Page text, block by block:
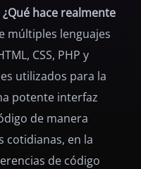
¿Qué hace realmente
múltiples lenguajes
CSS, PHP y
utilizados para la
potente interfaz
de manera
cotidianas, en la
de código